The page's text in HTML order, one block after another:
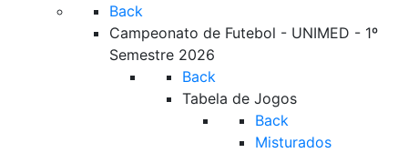
Back
Campeonato de Futebol - UNIMED - 1º
Semestre 2026
Back
Tabela de Jogos
Back
Misturados